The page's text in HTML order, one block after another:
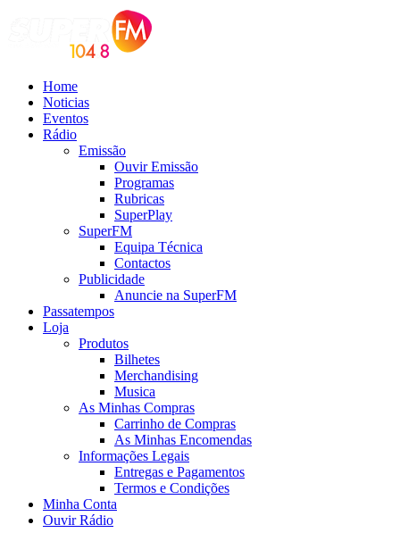
Home
Noticias
Eventos
Rádio
Emissão
Ouvir Emissão
Programas
Rubricas
SuperPlay
SuperFM
Equipa Técnica
Contactos
Publicidade
Anuncie na SuperFM
Passatempos
Loja
Produtos
Bilhetes
Merchandising
Musica
As Minhas Compras
Carrinho de Compras
As Minhas Encomendas
Informações Legais
Entregas e Pagamentos
Termos e Condições
Minha Conta
Ouvir Rádio